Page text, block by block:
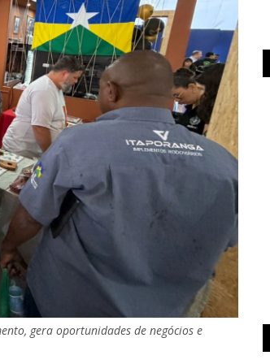
gera oportunidades de negócios e